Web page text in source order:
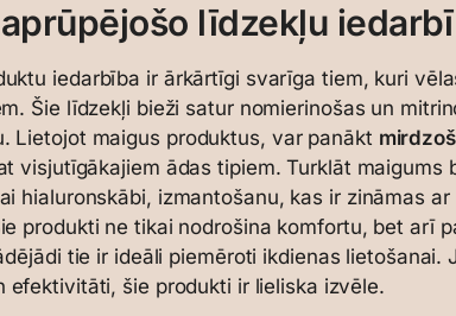
līdzekļu
iedarbība ir ārkārtīgi svarīga tiem, kuri
Šie līdzekļi bieži satur nomierinošas un
Lietojot maigus produktus, var panākt
visjutīgākajiem ādas tipiem. Turklāt
hialuronskābi, izmantošanu, kas ir zināmas ar
produkti ne tikai nodrošina komfortu, bet arī
tie ir ideāli piemēroti ikdienas lietošanai.
efektivitāti, šie produkti ir lieliska izvēle.